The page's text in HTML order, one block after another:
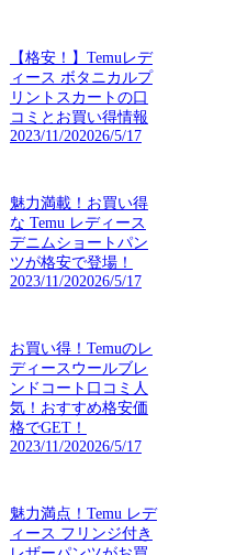
【格安！】Temuレデ
ィース ボタニカルプ
リントスカートの口
コミとお買い得情報
2023/11/202026/5/17
魅力満載！お買い得
な Temu レディース
デニムショートパン
ツが格安で登場！
2023/11/202026/5/17
お買い得！Temuのレ
ディースウールブレ
ンドコート口コミ人
気！おすすめ格安価
格でGET！
2023/11/202026/5/17
魅力満点！Temu レデ
ィース フリンジ付き